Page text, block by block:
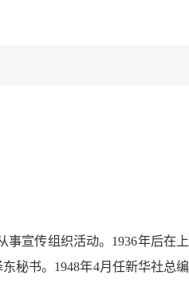
事宣传组织活动。1936年后在上
秘书。1948年4月任新华社总编